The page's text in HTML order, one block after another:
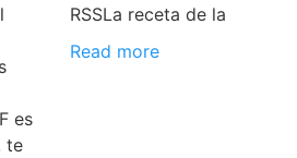
es
te
RSSLa receta de la
Read more